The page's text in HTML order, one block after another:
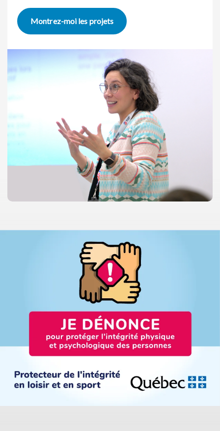
Montrez-moi les projets